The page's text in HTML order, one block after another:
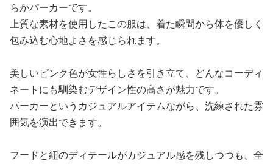
らかパーカーです。
上質な素材を使用したこの服は、着た瞬間から体を優しく
包み込む心地よさを感じられます。
美しいピンク色が女性らしさを引き立て、どんなコーディ
ネートにも馴染むデザイン性の高さが魅力です。
パーカーというカジュアルアイテムながら、洗練された雰
囲気を演出できます。
フードと紐のディテールがカジュアル感を残しつつも、全